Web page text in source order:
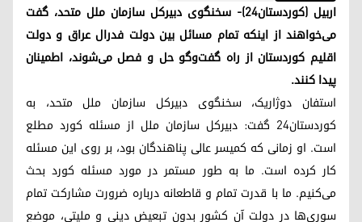
اربیل (کوردستان٢٤)- سخنگوی دبیرکل سازمان ملل متحد، گفت
می‌خواهند از اینکه تمام مسائل بین دولت فدرال عراق و دولت
اقلیم کوردستان از راه گفت‌وگو حل و فصل می‌شوند، اطمینان
پیدا کنند.
استفان دوژاریک، سخنگوی دبیرکل سازمان ملل متحد، به
کوردستان۲۴ گفت: دبیرکل سازمان ملل از مسئله کورد مطلع
است. او زمانی که کمیسر عالی پناهندگان بود، بر روی این مسئله
کار کرده است. ما به طور مستمر در مورد مسئله کورد بحث
می‌کنیم. ما با قدرت تمام و قاطعانه درباره ضرورت مشارکت تمام
سوری‌ها در دولت آن کشور بدون تبعیض دینی و ملیتی، موضع